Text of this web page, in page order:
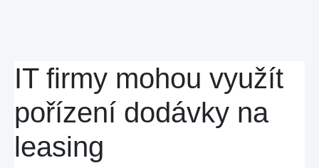
IT firmy mohou využít
pořízení dodávky na
leasing